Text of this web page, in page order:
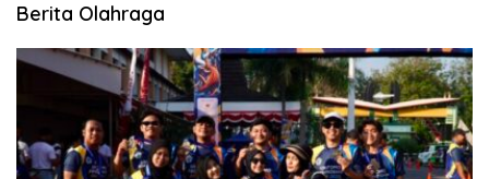
Berita Olahraga